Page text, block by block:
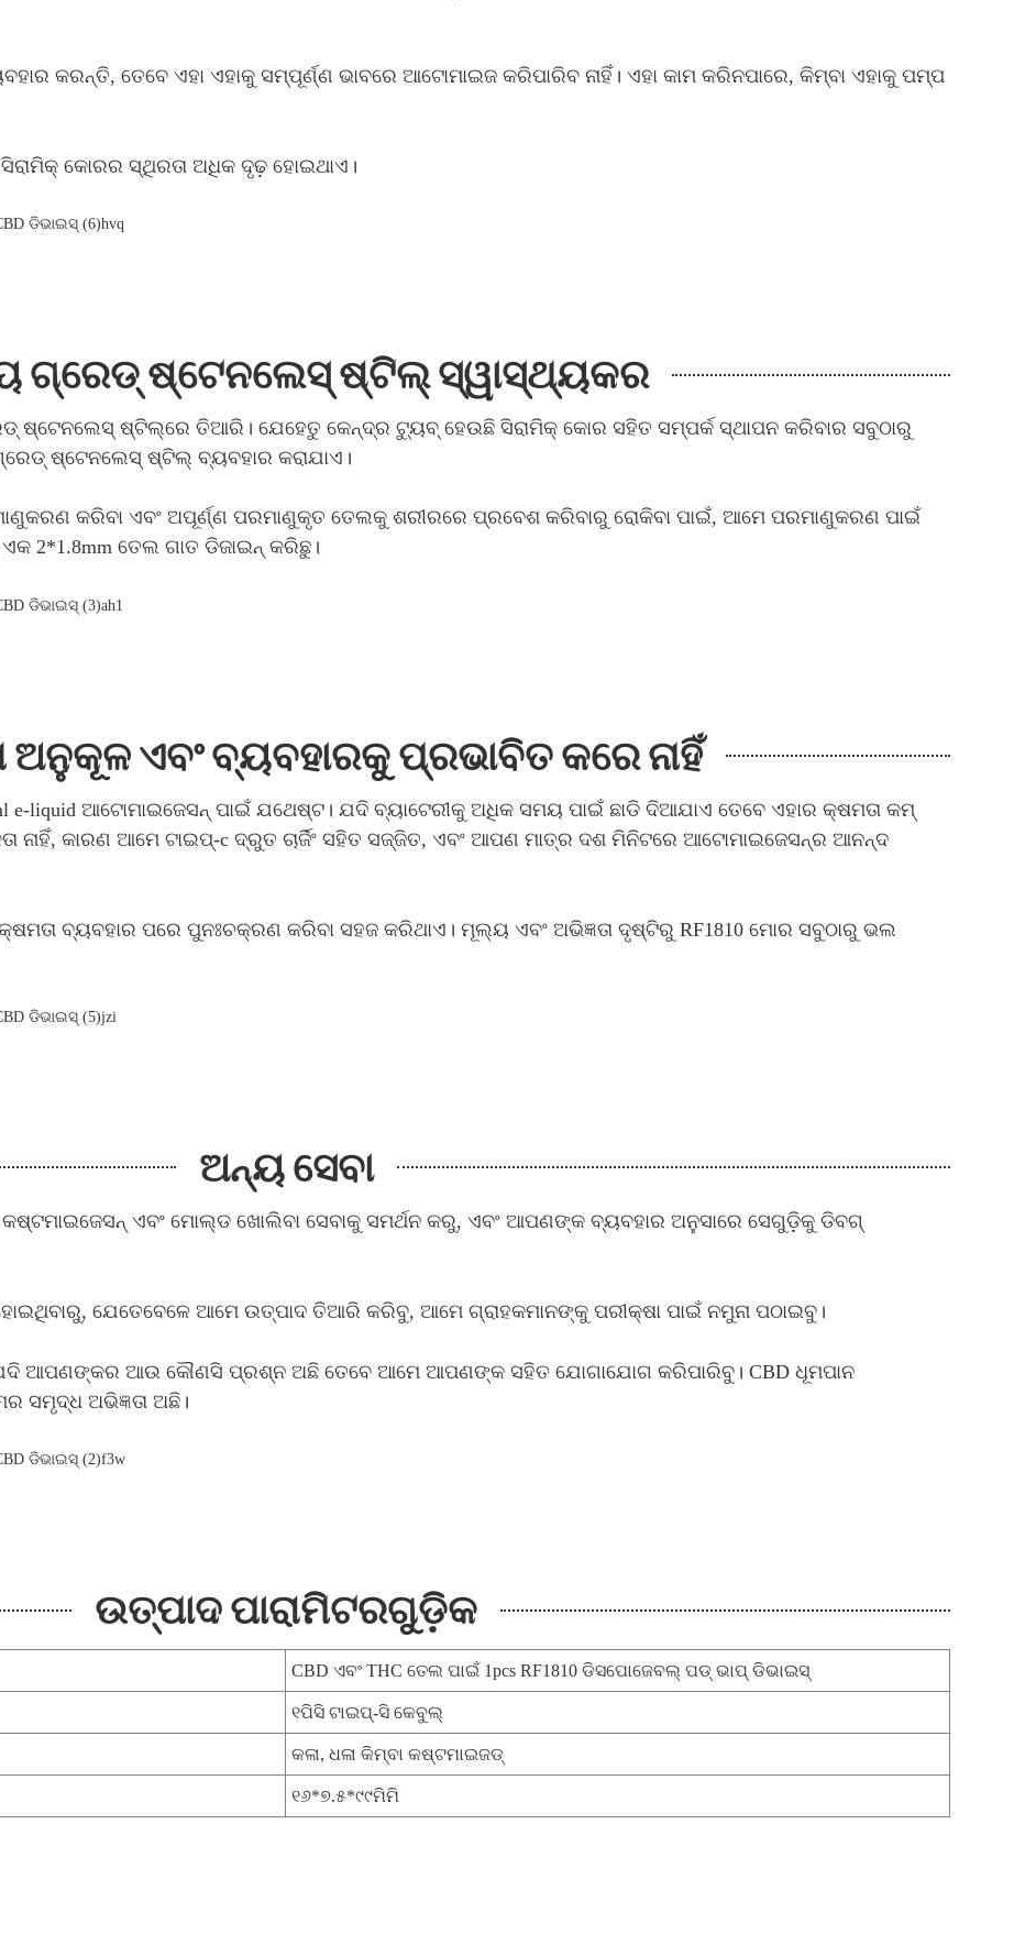
କରନ୍ତି, ତେବେ ଏହା ଏହାକୁ ସମ୍ପୂର୍ଣ୍ଣ ଭାବରେ ଆଟୋମାଇଜ କରିପାରିବ ନାହିଁ। ଏହା କାମ କରିନପାରେ, କିମ୍ବା ଏହାକୁ ପମ୍ପ
କୋରର ସ୍ଥିରତା ଅଧିକ ଦୃଢ଼ ହୋଇଥାଏ।
ଗ୍ରେଡ୍ ଷ୍ଟେନଲେସ୍ ଷ୍ଟିଲ୍ ସ୍ୱାସ୍ଥ୍ୟକର
ଷ୍ଟେନଲେସ୍ ଷ୍ଟିଲ୍‌ରେ ତିଆରି। ଯେହେତୁ କେନ୍ଦ୍ର ଟ୍ୟୁବ୍ ହେଉଛି ସିରାମିକ୍ କୋର ସହିତ ସମ୍ପର୍କ ସ୍ଥାପନ କରିବାର ସବୁଠାରୁ
ଷ୍ଟେନଲେସ୍ ଷ୍ଟିଲ୍ ବ୍ୟବହାର କରାଯାଏ।
କରିବା ଏବଂ ଅପୂର୍ଣ୍ଣ ପରମାଣୁକୃତ ତେଲକୁ ଶରୀରରେ ପ୍ରବେଶ କରିବାରୁ ରୋକିବା ପାଇଁ, ଆମେ ପରମାଣୁକରଣ ପାଇଁ
2*1.8mm ତେଲ ଗାତ ଡିଜାଇନ୍ କରିଛୁ।
ଏବଂ ବ୍ୟବହାରକୁ ପ୍ରଭାବିତ କରେ ନାହିଁ
e-liquid ଆଟୋମାଇଜେସନ୍ ପାଇଁ ଯଥେଷ୍ଟ। ଯଦି ବ୍ୟାଟେରୀକୁ ଅଧିକ ସମୟ ପାଇଁ ଛାଡି ଦିଆଯାଏ ତେବେ ଏହାର କ୍ଷମତା କମ୍
ନାହିଁ, କାରଣ ଆମେ ଟାଇପ୍-c ଦ୍ରୁତ ଚାର୍ଜିଂ ସହିତ ସଜ୍ଜିତ, ଏବଂ ଆପଣ ମାତ୍ର ଦଶ ମିନିଟରେ ଆଟୋମାଇଜେସନ୍ର ଆନନ୍ଦ
ବ୍ୟବହାର ପରେ ପୁନଃଚକ୍ରଣ କରିବା ସହଜ କରିଥାଏ। ମୂଲ୍ୟ ଏବଂ ଅଭିଜ୍ଞତା ଦୃଷ୍ଟିରୁ RF1810 ମୋର ସବୁଠାରୁ ଭଲ
ଅନ୍ୟ ସେବା
ଏବଂ ମୋଲ୍ଡ ଖୋଲିବା ସେବାକୁ ସମର୍ଥନ କରୁ, ଏବଂ ଆପଣଙ୍କ ବ୍ୟବହାର ଅନୁସାରେ ସେଗୁଡ଼ିକୁ ଡିବଗ୍
ଯେତେବେଳେ ଆମେ ଉତ୍ପାଦ ତିଆରି କରିବୁ, ଆମେ ଗ୍ରାହକମାନଙ୍କୁ ପରୀକ୍ଷା ପାଇଁ ନମୁନା ପଠାଇବୁ।
ଆପଣଙ୍କର ଆଉ କୌଣସି ପ୍ରଶ୍ନ ଅଛି ତେବେ ଆମେ ଆପଣଙ୍କ ସହିତ ଯୋଗାଯୋଗ କରିପାରିବୁ। CBD ଧୂମପାନ
ସମୃଦ୍ଧ ଅଭିଜ୍ଞତା ଅଛି।
ଉତ୍ପାଦ ପାରାମିଟରଗୁଡ଼ିକ
CBD ଏବଂ THC ତେଲ ପାଇଁ 1pcs RF1810 ଡିସପୋଜେବଲ୍ ପଡ୍ ଭାପ୍ ଡିଭାଇସ୍
୧ପିସି ଟାଇପ୍-ସି କେବୁଲ୍
କଳା, ଧଳା କିମ୍ବା କଷ୍ଟମାଇଜଡ୍
୧୬*୭.୫*୯୯ମିମି